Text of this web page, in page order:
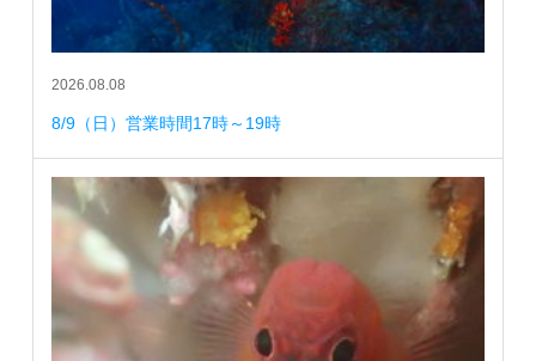
2026.08.08
8/9（日）営業時間17時～19時